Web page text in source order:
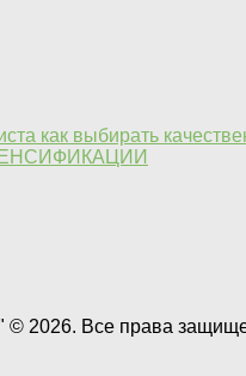
как выбирать
2026. Все права